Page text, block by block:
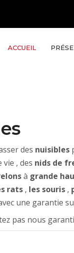
ACCUEIL
des nuisibles
, des nids de
à grande
rats , les souris ,
une garantie
pas nous